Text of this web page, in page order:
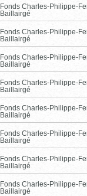
Fonds Charles-Philippe-
Baillairgé
Fonds Charles-Philippe-
Baillairgé
Fonds Charles-Philippe-
Baillairgé
Fonds Charles-Philippe-
Baillairgé
Fonds Charles-Philippe-
Baillairgé
Fonds Charles-Philippe-
Baillairgé
Fonds Charles-Philippe-
Baillairgé
Fonds Charles-Philippe-
Baillairgé